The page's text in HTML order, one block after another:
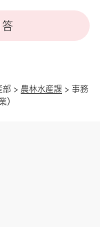
部 > 農林水産課 > 事務
）